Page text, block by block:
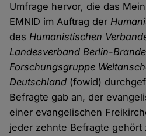
Umfrage hervor, die das
EMNID im Auftrag der
desHumanistischen
Landesverband Berlin-
Forschungsgruppe
Deutschland (fowid)
Befragte gab an, der
einer evangelischen
jeder zehnte Befragte gehört